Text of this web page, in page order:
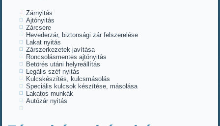
Zárnyitás
Ajtónyitás
Zárcsere
Hevederzár, biztonsági zár felszerelése
Lakat nyitás
Zárszerkezetek javítása
Roncsolásmentes ajtónyitás
Betörés utáni helyreállítás
Legális széf nyitás
Kulcskészítés, kulcsmásolás
Speciális kulcsok készítése, másolása
Lakatos munkák
Autózár nyitás